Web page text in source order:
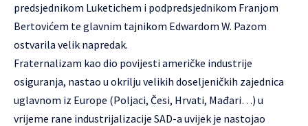
predsjednikom Luketichem i podpredsjednikom Franjom
Bertovićem te glavnim tajnikom Edwardom W. Pazom
ostvarila velik napredak.
Fraternalizam kao dio povijesti američke industrije
osiguranja, nastao u okrilju velikih doseljeničkih zajednica
uglavnom iz Europe (Poljaci, Česi, Hrvati, Mađari…) u
vrijeme rane industrijalizacije SAD-a uvijek je nastojao